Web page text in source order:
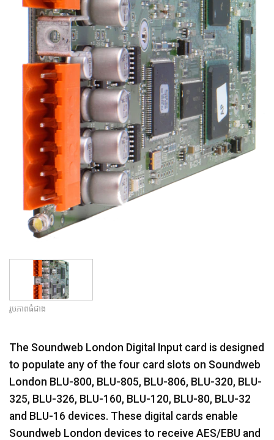
រូបភាពធំជាង
The Soundweb London Digital Input card is designed
to populate any of the four card slots on Soundweb
London BLU-800, BLU-805, BLU-806, BLU-320, BLU-
325, BLU-326, BLU-160, BLU-120, BLU-80, BLU-32
and BLU-16 devices. These digital cards enable
Soundweb London devices to receive AES/EBU and